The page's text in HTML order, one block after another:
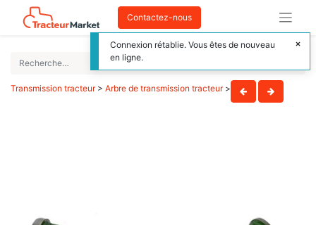
Contactez-nous
Transmission tracteur> Arbre de transmission tracteur>
Connexion rétablie. Vous êtes de nouveau
en ligne.